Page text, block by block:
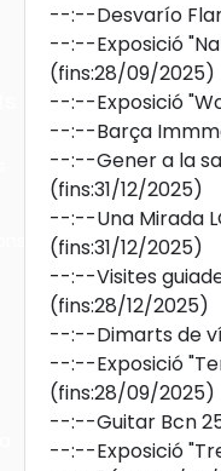
--:--Desvarío
--:--Exposició
(fins:28/09/2025)
--:--Exposició
--:--Barça
--:--Gener a la
(fins:31/12/2025)
--:--Una Mirada
(fins:31/12/2025)
--:--Visites
(fins:28/12/2025)
--:--Dimarts de
--:--Exposició
(fins:28/09/2025)
--:--Guitar Bcn
--:--Exposició